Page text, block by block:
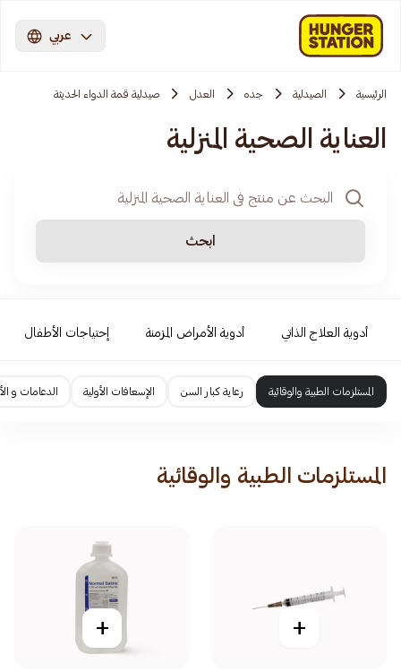
عربي
الرئيسية الصيدلية جده العدل صيدلية قمة الدواء الحديثة
العناية الصحية المنزلية
ابحث
أدوية العلاج الذاتي أدوية الأمراض المزمنة إحتياجات الأطفال
المستلزمات الطبية والوقائية رعاية كبار السن الإسعافات الأولية الدعامات و
المستلزمات الطبية والوقائية
+
+